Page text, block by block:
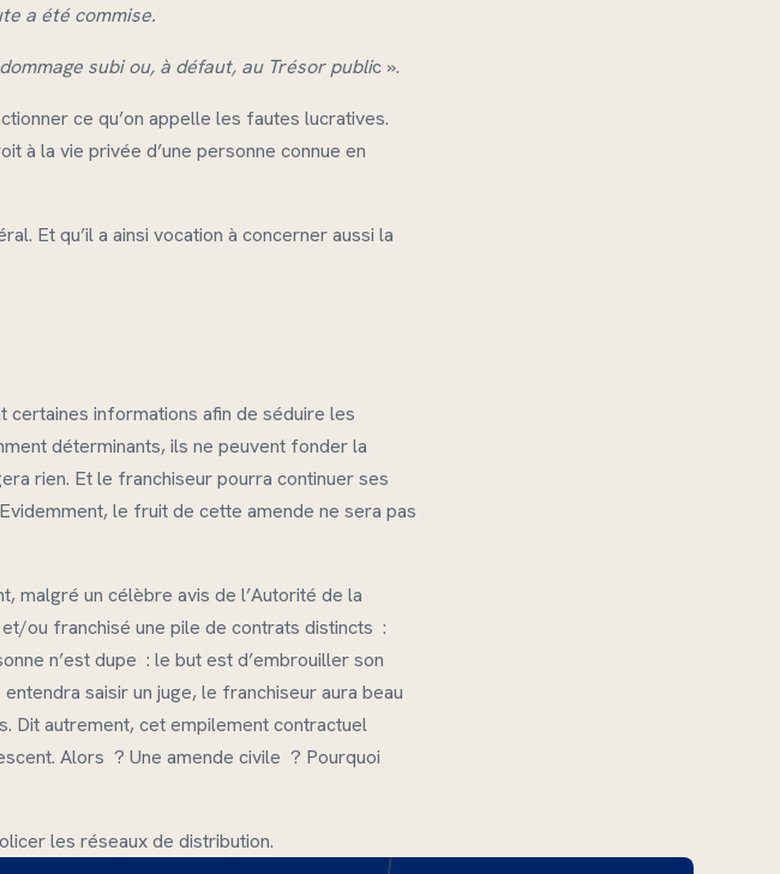
a été commise.
subi ou, à défaut, au Trésor public ».
ce qu’on appelle les fautes lucratives.
à la vie privée d’une personne connue en
Et qu’il a ainsi vocation à concerner aussi la
certaines informations afin de séduire les
déterminants, ils ne peuvent fonder la
rien. Et le franchiseur pourra continuer ses
le fruit de cette amende ne sera pas
malgré un célèbre avis de l’Autorité de la
ou franchisé une pile de contrats distincts :
n’est dupe : le but est d’embrouiller son
saisir un juge, le franchiseur aura beau
Dit autrement, cet empilement contractuel
Alors ? Une amende civile ? Pourquoi
les réseaux de distribution.